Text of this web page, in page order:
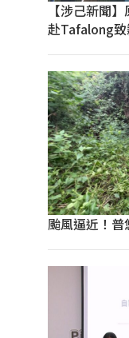
【涉己新聞
赴Tafalong
颱風逼近！